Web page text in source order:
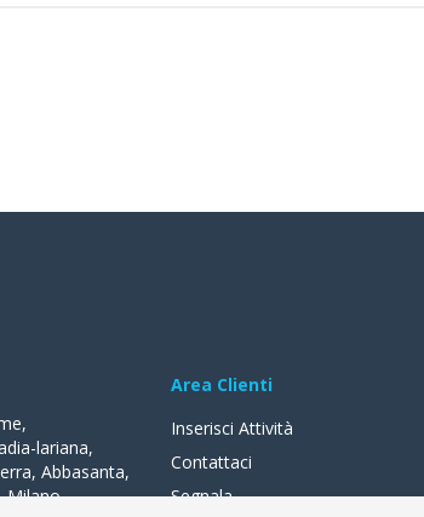
,
lariana,
, Abbasanta,
Milano,
Area Clienti
Inserisci Attività
Contattaci
Segnala